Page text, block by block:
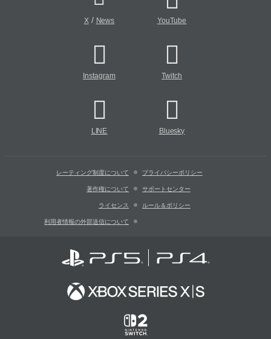
X/ News YouTube
Instagram Twitch
LINE Bluesky
レーティング制度について プライバシーポリシー
著作権について サポートセンター
ライセンス ルール＆ポリシー
利用者情報の外部送信について